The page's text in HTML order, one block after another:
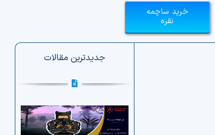
خرید ساچمه
نقره
جدیدترین مقالات